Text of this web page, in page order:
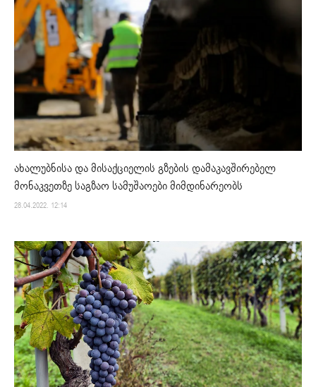
ახალუბნისა და მისაქციელის გზების დამაკავშირებელ
მონაკვეთზე საგზაო სამუშაოები მიმდინარეობს
28.04.2022. 12:14